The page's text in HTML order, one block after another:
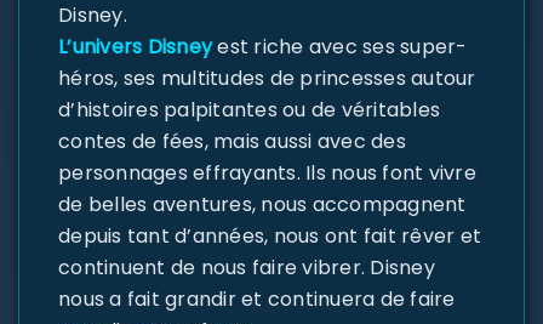
Disney.
L’univers Disneyest riche avec ses super-
héros, ses multitudes de princesses autour
d’histoires palpitantes ou de véritables
contes de fées, mais aussi avec des
personnages effrayants. Ils nous font vivre
de belles aventures, nous accompagnent
depuis tant d’années, nous ont fait rêver et
continuent de nous faire vibrer. Disney
nous a fait grandir et continuera de faire